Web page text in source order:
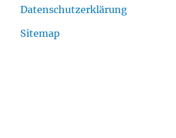
Datenschutzerklärung
Sitemap